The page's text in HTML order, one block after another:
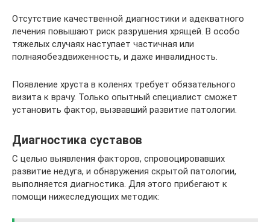
Отсутствие качественной диагностики и адекватного
лечения повышают риск разрушения хрящей. В особо
тяжелых случаях наступает частичная или
полнаяобездвиженность, и даже инвалидность.
Появление хруста в коленях требует обязательного
визита к врачу. Только опытный специалист сможет
установить фактор, вызвавший развитие патологии.
Диагностика суставов
С целью выявления факторов, спровоцировавших
развитие недуга, и обнаружения скрытой патологии,
выполняется диагностика. Для этого прибегают к
помощи нижеследующих методик: